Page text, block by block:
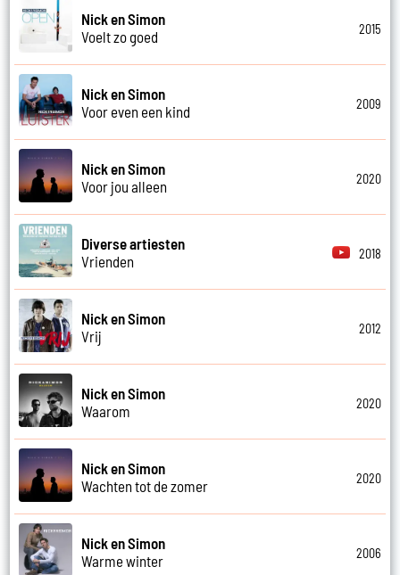
Nick en Simon
Voelt zo goed
2015
Nick en Simon
Voor even een kind
2009
Nick en Simon
Voor jou alleen
2020
Diverse artiesten
Vrienden
2018
Nick en Simon
Vrij
2012
Nick en Simon
Waarom
2020
Nick en Simon
Wachten tot de zomer
2020
Nick en Simon
Warme winter
2006